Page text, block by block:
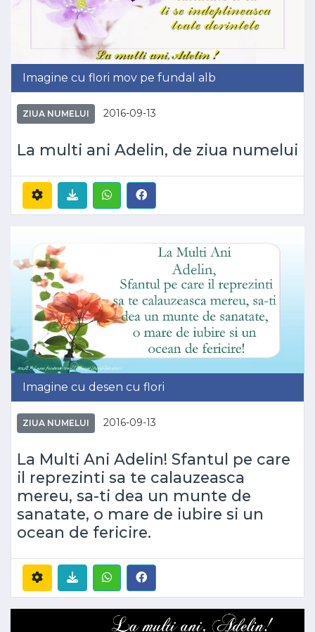
Imagine cu flori mov pe fundal alb
ZIUA NUMELUI 2016-09-13
La multi ani Adelin, de ziua numelui
Imagine cu desen cu flori
ZIUA NUMELUI 2016-09-13
La Multi Ani Adelin! Sfantul pe care
il reprezinti sa te calauzeasca
mereu, sa-ti dea un munte de
sanatate, o mare de iubire si un
ocean de fericire.